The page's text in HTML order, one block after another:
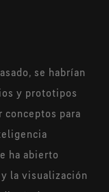
se habrían
y prototipos
conceptos para
ha abierto
la visualización